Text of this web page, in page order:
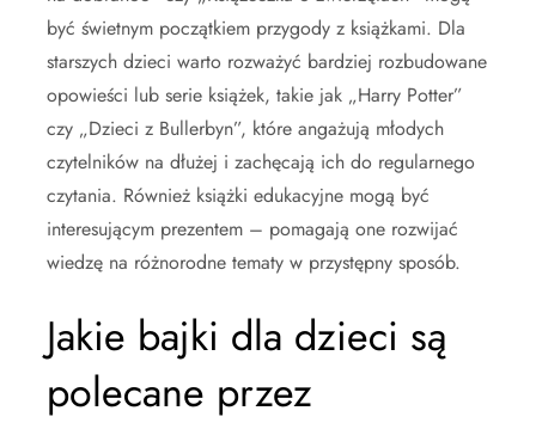
być świetnym początkiem przygody z książkami. Dla
starszych dzieci warto rozważyć bardziej rozbudowane
opowieści lub serie książek, takie jak „Harry Potter”
czy „Dzieci z Bullerbyn”, które angażują młodych
czytelników na dłużej i zachęcają ich do regularnego
czytania. Również książki edukacyjne mogą być
interesującym prezentem – pomagają one rozwijać
wiedzę na różnorodne tematy w przystępny sposób.
Jakie bajki dla dzieci są
polecane przez